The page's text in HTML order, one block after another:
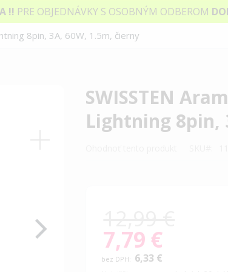
!! PRE OBJEDNÁVKY S OSOBNÝM ODBEROM
8pin, 3A, 60W, 1.5m, čierny
SWISSTEN
Lightning 8pin,
Special
Price
7,79 €
6,33 €